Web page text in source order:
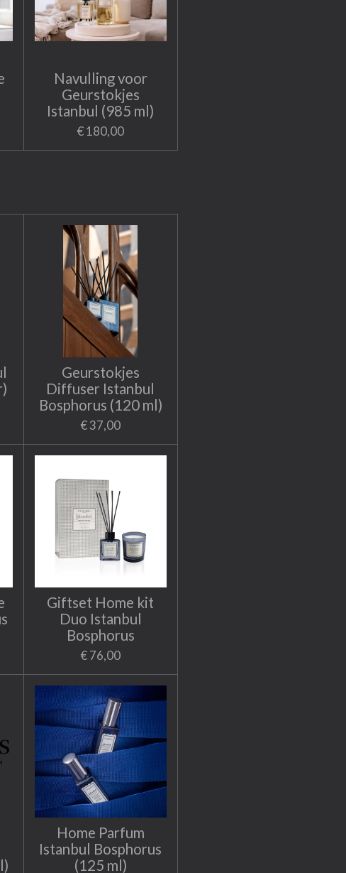
Navulling voor
Geurstokjes
Istanbul (985 ml)
€ 180,00
Geurstokjes
Diffuser Istanbul
Bosphorus (120 ml)
€ 37,00
Giftset Home kit
Duo Istanbul
Bosphorus
€ 76,00
Home Parfum
Istanbul Bosphorus
(125 ml)